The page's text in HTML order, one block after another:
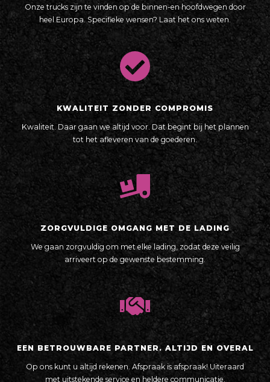
Onze trucks zijn te vinden op de binnen-en hoofdwegen door
heel Europa. Specifieke wensen? Laat het ons weten.
KWALITEIT ZONDER COMPROMIS
Kwaliteit. Daar gaan we altijd voor. Dat begint bij het plannen
tot het afleveren van de goederen.
ZORGVULDIGE OMGANG MET DE LADING
We gaan zorgvuldig om met elke lading, zodat deze veilig
arriveert op de gewenste bestemming.
EEN BETROUWBARE PARTNER. ALTIJD EN OVERAL
Op ons kunt u altijd rekenen. Afspraak is afspraak! Uiteraard
met uitstekende service en heldere communicatie.